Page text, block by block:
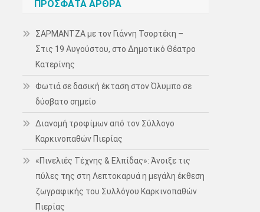
ΠΡΌΣΦΑΤΑ ΆΡΘΡΑ
ΣΑΡΜΑΝΤΖΑ με τον Γιάννη Τσορτέκη –
Στις 19 Αυγούστου, στο Δημοτικό Θέατρο
Κατερίνης
Φωτιά σε δασική έκταση στον Όλυμπο σε
δύσβατο σημείο
Διανομή τροφίμων από τον Σύλλογο
Καρκινοπαθών Πιερίας
«Πινελιές Τέχνης & Ελπίδας»: Άνοιξε τις
πύλες της στη Λεπτοκαρυά η μεγάλη έκθεση
ζωγραφικής του Συλλόγου Καρκινοπαθών
Πιερίας